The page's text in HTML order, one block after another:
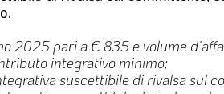
2025 pari a € 835 e volume
integrativo minimo;
suscettibile di rivalsa